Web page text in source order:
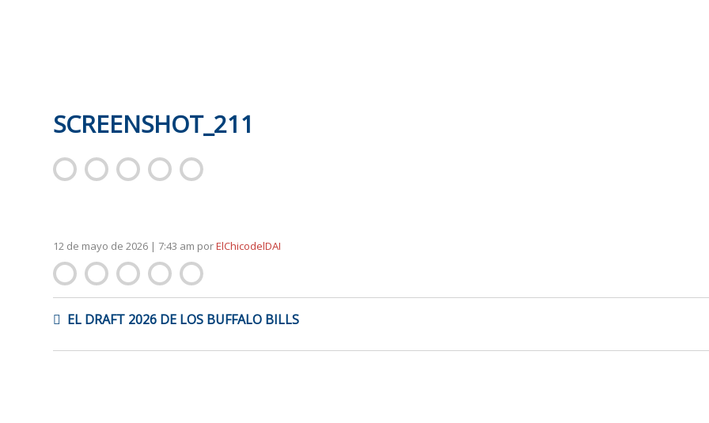
SCREENSHOT_211
12 de mayo de 2026 | 7:43 am porElChicodelDAI
NAVEGACIÓN
DE
ENTRADAS
EL DRAFT 2026 DE LOS BUFFALO BILLS